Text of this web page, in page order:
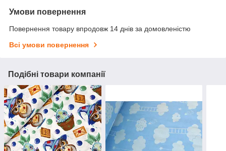
Умови повернення
Повернення товару впродовж 14 днів за домовленістю
Всі умови повернення
Подібні товари компанії